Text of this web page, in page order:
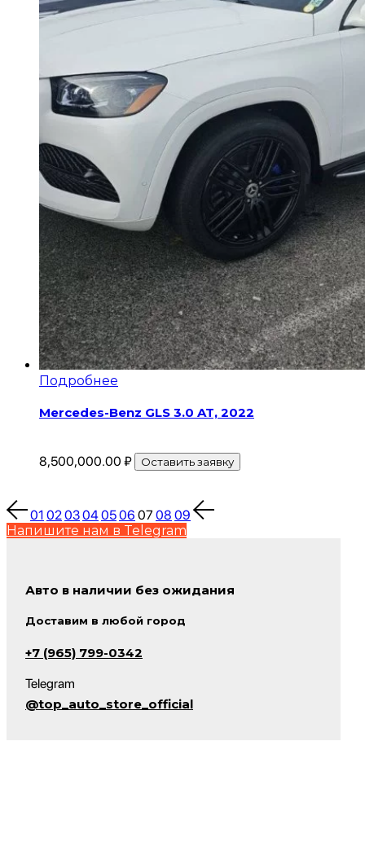
Подробнее
Mercedes-Benz GLS 3.0 AT, 2022
8,500,000.00 ₽ Оставить заявку
01 0203040506 07 08 09
Напишите нам в Telegram
Авто в наличии без ожидания
Доставим в любой город
+7 (965) 799-0342
Telegram
@top_auto_store_official